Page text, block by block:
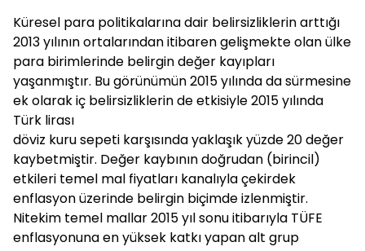
Küresel para politikalarına dair belirsizliklerin arttığı
2013 yılının ortalarından itibaren gelişmekte olan ülke
para birimlerinde belirgin değer kayıpları
yaşanmıştır. Bu görünümün 2015 yılında da sürmesine
ek olarak iç belirsizliklerin de etkisiyle 2015 yılında
Türk lirası
döviz kuru sepeti karşısında yaklaşık yüzde 20 değer
kaybetmiştir. Değer kaybının doğrudan (birincil)
etkileri temel mal fiyatları kanalıyla çekirdek
enflasyon üzerinde belirgin biçimde izlenmiştir.
Nitekim temel mallar 2015 yıl sonu itibarıyla TÜFE
enflasyonuna en yüksek katkı yapan alt grup